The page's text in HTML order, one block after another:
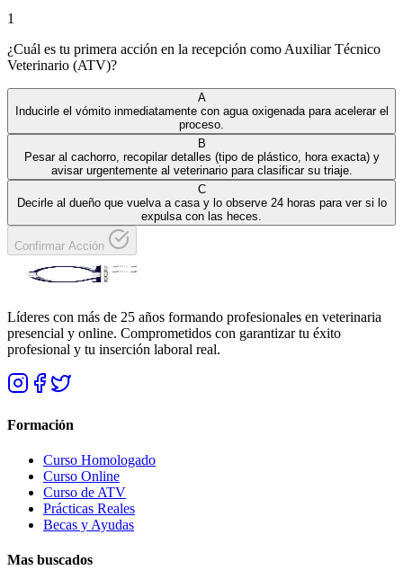
1
¿Cuál es tu primera acción en la recepción como Auxiliar Técnico
Veterinario (ATV)?
A
Inducirle el vómito inmediatamente con agua oxigenada para acelerar el
proceso.
B
Pesar al cachorro, recopilar detalles (tipo de plástico, hora exacta) y
avisar urgentemente al veterinario para clasificar su triaje.
C
Decirle al dueño que vuelva a casa y lo observe 24 horas para ver si lo
expulsa con las heces.
Confirmar Acción
Líderes con más de 25 años formando profesionales en veterinaria
presencial y online. Comprometidos con garantizar tu éxito
profesional y tu inserción laboral real.
Formación
Curso Homologado
Curso Online
Curso de ATV
Prácticas Reales
Becas y Ayudas
Mas buscados